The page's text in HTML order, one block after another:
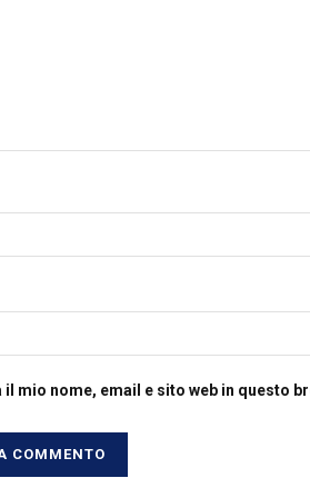
il mio nome, email e sito web in questo